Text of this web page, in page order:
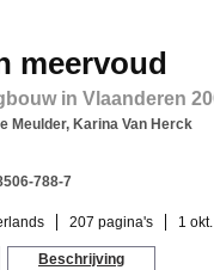
meervoud
in Vlaanderen
Meulder, Karina Van Herck
788-7
207 pagina's 1
Beschrijving